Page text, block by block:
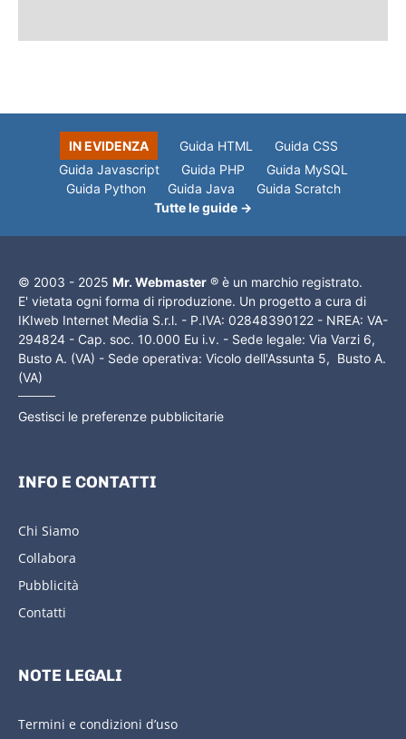
IN EVIDENZA Guida HTML
Guida CSS
Guida Javascript
Guida PHP
Guida MySQL
Guida Python
Guida Java
Guida Scratch
Tutte le guide →
© 2003 - 2025 Mr. Webmaster ® è un marchio registrato.
E' vietata ogni forma di riproduzione. Un progetto a cura di
IKIweb Internet Media S.r.l. - P.IVA: 02848390122 - NREA: VA-
294824 - Cap. soc. 10.000 Eu i.v. - Sede legale: Via Varzi 6,
Busto A. (VA) - Sede operativa: Vicolo dell'Assunta 5, Busto A.
(VA)
Gestisci le preferenze pubblicitarie
INFO E CONTATTI
Chi Siamo
Collabora
Pubblicità
Contatti
NOTE LEGALI
Termini e condizioni d’uso